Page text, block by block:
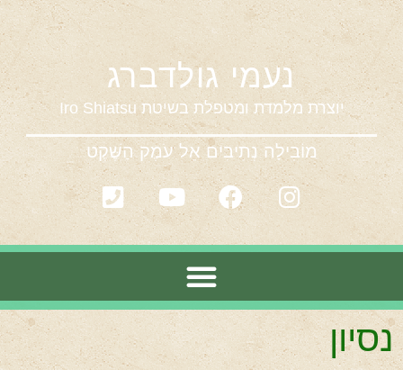
נעמי גולדברג
יוצרת מלמדת ומטפלת בשיטתIro Shiatsu
מוֹבִילָה נְתִיבִים אֵל עֹמֶק הַשֶּׁקֶט
נסיון